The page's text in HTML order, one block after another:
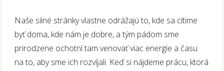
Naše silné stránky vlastne odrážajú to, kde sa cítime
byť doma, kde nám je dobre, a tým pádom sme
prirodzene ochotní tam venovať viac energie a času
na to, aby sme ich rozvíjali. Keď si nájdeme prácu, ktorá